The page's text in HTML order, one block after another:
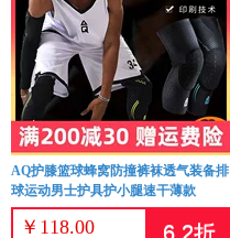
AQ护膝篮球蜂窝防撞裤袜透气装备排
球运动男士护具护小腿速干薄款
￥ 118.00 6.2折